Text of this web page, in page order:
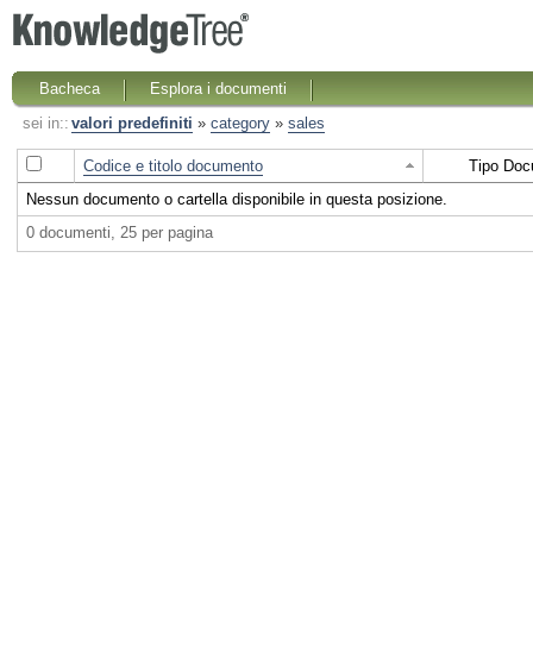
Bacheca
Esplora i documenti
sei in:: valori predefiniti » category» sales
Codice e titolo documento
Tipo
Nessun documento o cartella disponibile in questa posizione.
0 documenti, 25 per pagina